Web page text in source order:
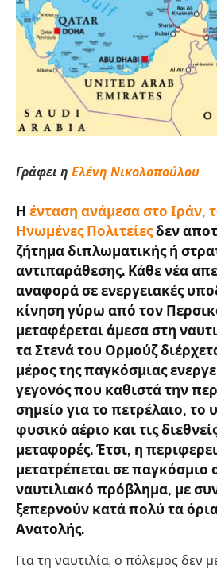
Γράφει η Ελένη Νικολοπούλου
Η ένταση ανάμεσα στο Ιράν,
Ηνωμένες Πολιτείεςδεν
ζήτημα διπλωματικής ή
αντιπαράθεσης. Κάθε νέα
αναφορά σε ενεργειακές
κίνηση γύρω από τον
μεταφέρεται άμεσα στη
τα Στενά του Ορμούζ
μέρος της παγκόσμιας
γεγονός που καθιστά την
σημείο για το πετρέλαιο, το
φυσικό αέριο και τις
μεταφορές. Έτσι, η
μετατρέπεται σε παγκόσμιο
ναυτιλιακό πρόβλημα, με
ξεπερνούν κατά πολύ τα
Ανατολής.
Για τη ναυτιλία, ο πόλεμος δεν